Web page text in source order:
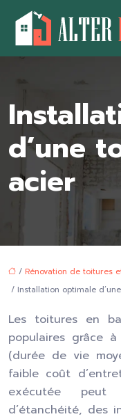
d’une
acier
/ Rénovation de toitures
/ Installation optimale
Les toitures en
populaires grâce
(durée de vie
faible coût
exécutée peut
d’étanchéité, des